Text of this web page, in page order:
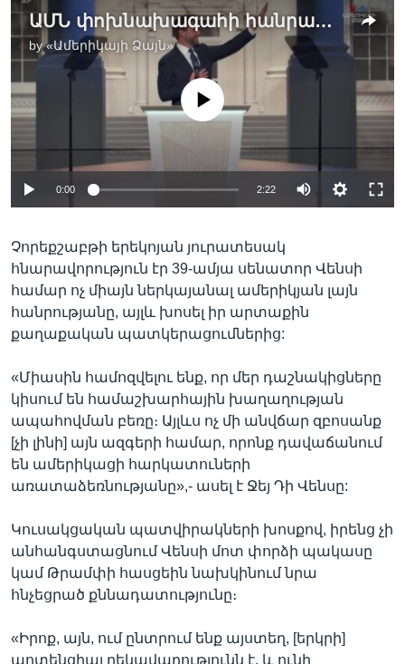
ԱՄՆ փոխնախագահի հանրապետականների թեկնածու Ջեյ Դի Վենսը` բեմ է բարձրացրել
by«Ամերիկայի Ձայն»
No media source currently available
0:00 2:22
Չորեքշաբթի երեկոյան յուրատեսակ
հնարավորություն էր 39-ամյա սենատոր Վենսի
համար ոչ միայն ներկայանալ ամերիկյան լայն
հանրությանը, այլև խոսել իր արտաքին
քաղաքական պատկերացումներից:
«Միասին համոզվելու ենք, որ մեր դաշնակիցները
կիսում են համաշխարհային խաղաղության
ապահովման բեռը։ Այլևս ոչ մի անվճար զբոսանք
[չի լինի] այն ազգերի համար, որոնք դավաճանում
են ամերիկացի հարկատուների
առատաձեռնությանը»,- ասել է Ջեյ Դի Վենսը:
Կուսակցական պատվիրակների խոսքով, իրենց չի
անհանգստացնում Վենսի մոտ փորձի պակասը
կամ Թրամփի հասցեին նախկինում նրա
հնչեցրած քննադատությունը։
«Իրոք, այն, ում ընտրում ենք այստեղ, [երկրի]
պոտենցիալ ղեկավարությունն է, և ունի